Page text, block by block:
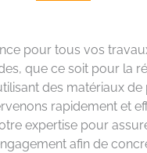
pour tous vos
que ce soit pour la
des matériaux
rapidement et
expertise pour
afin de